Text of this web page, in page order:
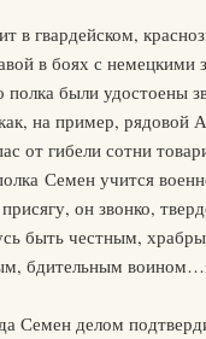
в гвардейском,
в боях с немецкими
были удостоены
на пример, рядовой
от гибели сотни
Семен учится
он звонко,
быть честным,
бдительным
Семен делом